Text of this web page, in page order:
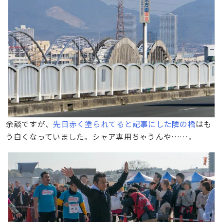
余談ですが、先日赤く塗られてると記事にした隣の橋はも
う白くなっていました。シャア専用ちゃうんや……。